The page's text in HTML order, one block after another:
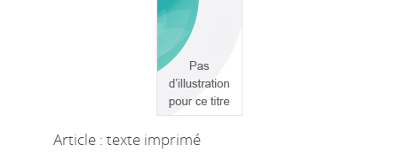
Article : texte imprimé